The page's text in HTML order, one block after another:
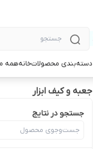
دسته‌بندی محصولاتخانههمه
جعبه و کیف ابزار
جستجو در نتایج